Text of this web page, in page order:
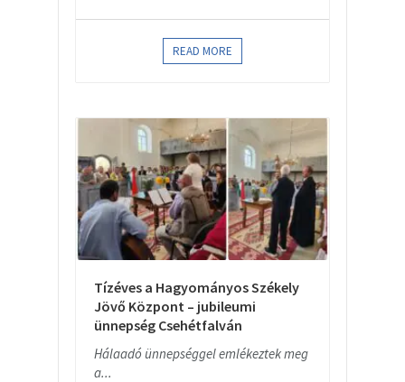
READ MORE
Tízéves a Hagyományos Székely
Jövő Központ – jubileumi
ünnepség Csehétfalván
Hálaadó ünnepséggel emlékeztek meg
a...